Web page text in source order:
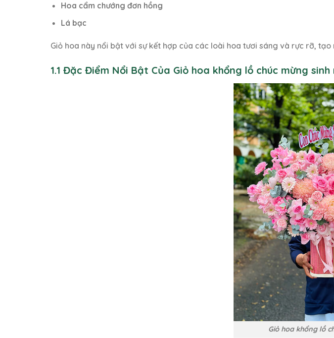
Hoa cẩm chướng đơn hồng
Lá bạc
Giỏ hoa này nổi bật với sự kết hợp của các loài hoa tươi sáng và rực rỡ,
1.1 Đặc Điểm Nổi Bật Của Giỏ hoa khổng lồ chúc mừng sinh
Giỏ hoa khổng lồ